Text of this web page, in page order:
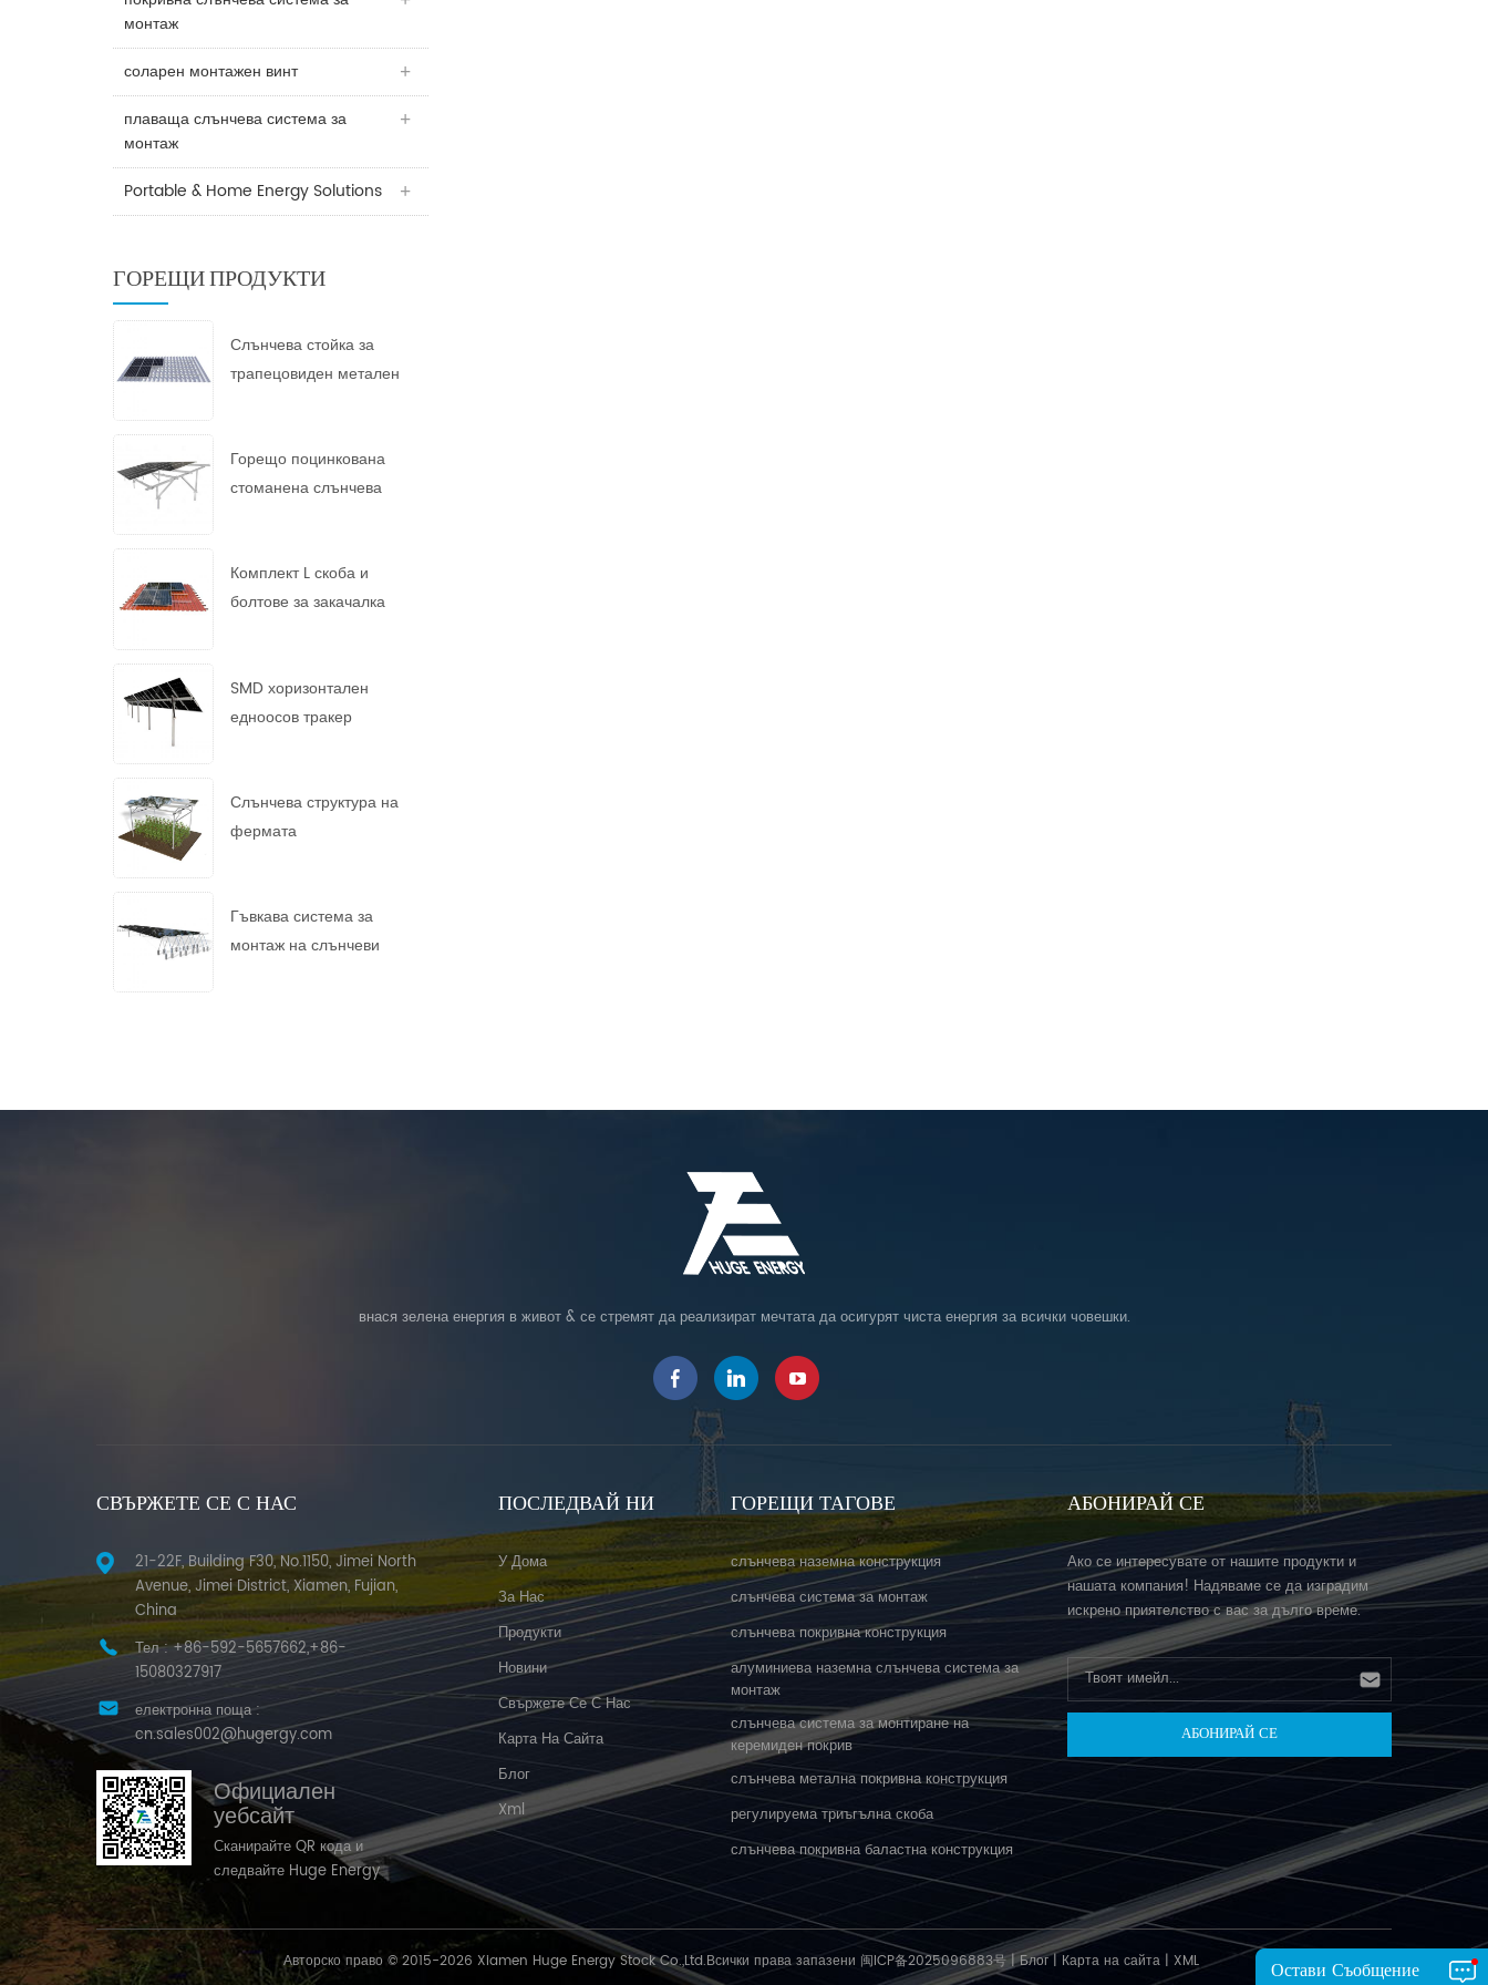
монтаж
соларен монтажен винт
плаваща слънчева система за
монтаж
Portable & Home Energy Solutions
ГОРЕЩИ ПРОДУКТИ
Слънчева стойка за
трапецовиден метален
Горещо поцинкована
стоманена слънчева
Комплект L скоба и
болтове за закачалка
SMD хоризонтален
едноосов тракер
Слънчева структура на
фермата
Гъвкава система за
монтаж на слънчеви
внася зелена енергия в живот & се стремят да реализират мечтата да осигурят чиста енергия за всички човешки.
СВЪРЖЕТЕ СЕ С НАС
21-22F, Building F30, No.1150, Jimei North
Avenue, Jimei District, Xiamen, Fujian,
China
Тел :+86-592-5657662,+86-
15080327917
електронна поща :
cn.sales002@hugergy.com
Официален
уебсайт
Сканирайте QR кода и
следвайте Huge Energy
ПОСЛЕДВАЙ НИ
У Дома
За Нас
Продукти
Новини
Свържете Се С Нас
Карта На Сайта
Блог
Xml
ГОРЕЩИ ТАГОВЕ
слънчева наземна конструкция
слънчева система за монтаж
слънчева покривна конструкция
алуминиева наземна слънчева система за
монтаж
слънчева система за монтиране на
керемиден покрив
слънчева метална покривна конструкция
регулируема триъгълна скоба
слънчева покривна баластна конструкция
АБОНИРАЙ СЕ
Ако се интересувате от нашите продукти и
нашата компания! Надяваме се да изградим
искрено приятелство с вас за дълго време.
Авторско право © 2015-2026 Xiamen Huge Energy Stock Co.,Ltd.Всички права запазени 闽ICP备2025096883号|Блог| Карта на сайта | XML Остави Съобщение